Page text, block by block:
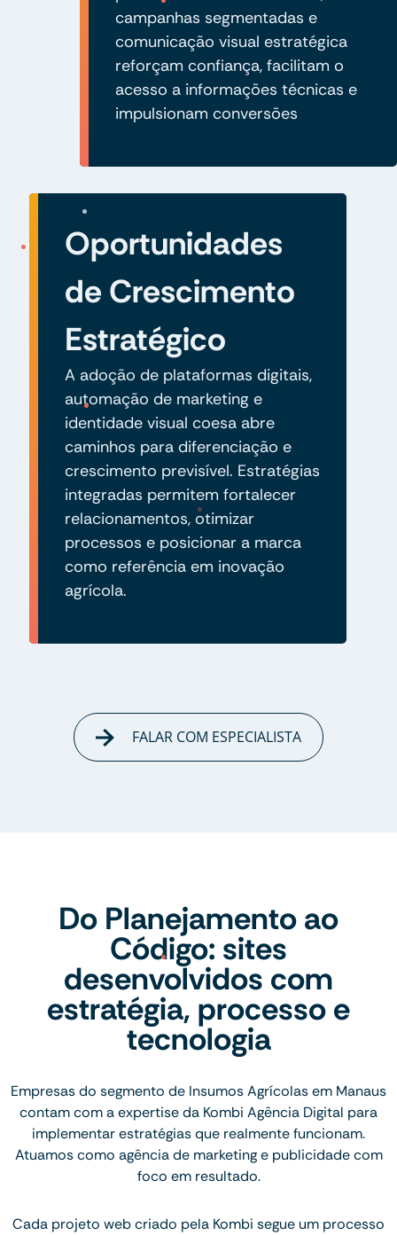
campanhas segmentadas e
comunicação visual estratégica
reforçam confiança, facilitam o
acesso a informações técnicas e
impulsionam conversões
Oportunidades
de Crescimento
Estratégico
A adoção de plataformas digitais,
automação de marketing e
identidade visual coesa abre
caminhos para diferenciação e
crescimento previsível. Estratégias
integradas permitem fortalecer
relacionamentos, otimizar
processos e posicionar a marca
como referência em inovação
agrícola.
FALAR COM ESPECIALISTA
Do Planejamento ao
Código: sites
desenvolvidos com
estratégia, processo e
tecnologia
Empresas do segmento de Insumos Agrícolas em Manaus
contam com a expertise da Kombi Agência Digital para
implementar estratégias que realmente funcionam.
Atuamos como agência de marketing e publicidade com
foco em resultado.
Cada projeto web criado pela Kombi segue um processo